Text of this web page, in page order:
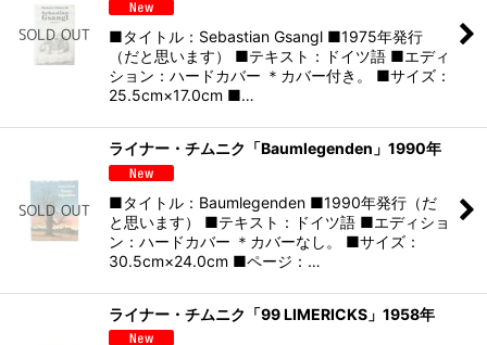
■タイトル：Sebastian Gsangl ■1975年発行
（だと思います） ■テキスト：ドイツ語 ■エディ
ション：ハードカバー ＊カバー付き。 ■サイズ：
25.5cm×17.0cm ■…
ライナー・チムニク「Baumlegenden」1990年
■タイトル：Baumlegenden ■1990年発行（だ
と思います） ■テキスト：ドイツ語 ■エディショ
ン：ハードカバー ＊カバーなし。 ■サイズ：
30.5cm×24.0cm ■ページ：…
ライナー・チムニク「99 LIMERICKS」1958年